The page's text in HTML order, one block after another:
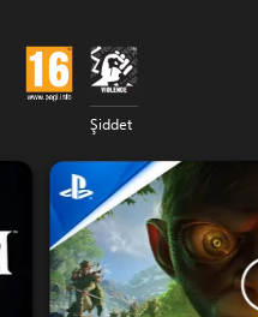
Şiddet